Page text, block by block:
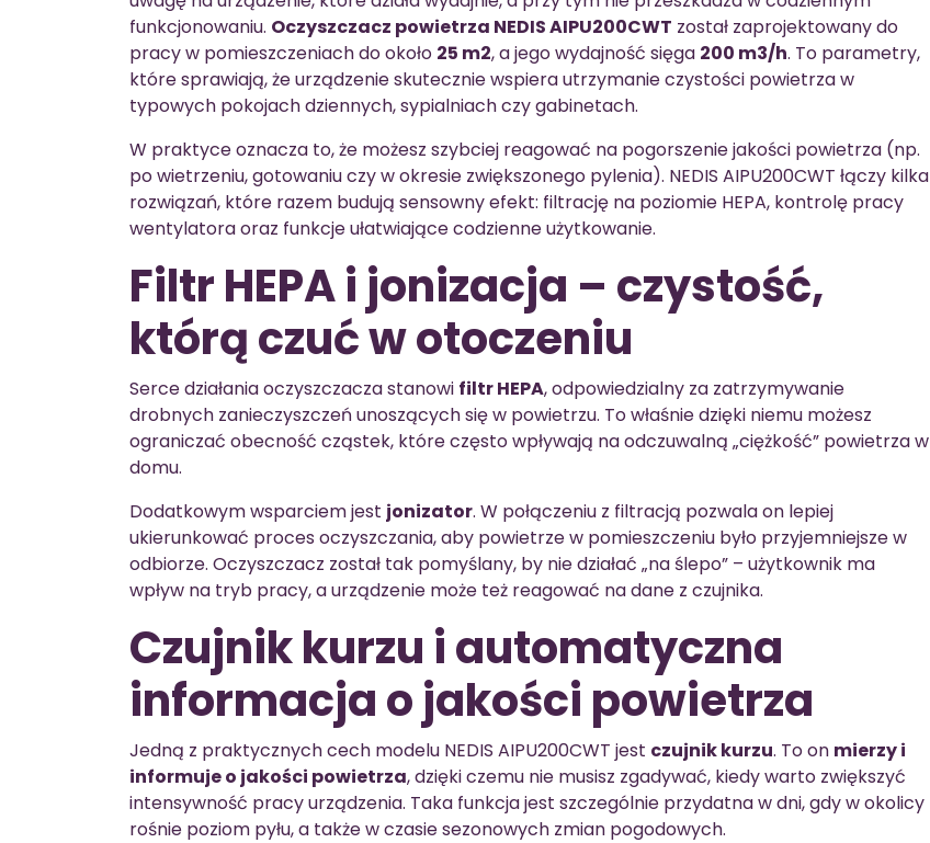
funkcjonowaniu. Oczyszczacz powietrza NEDIS AIPU200CWT został zaprojektowany do
pracy w pomieszczeniach do około 25 m2, a jego wydajność sięga 200 m3/h. To parametry,
które sprawiają, że urządzenie skutecznie wspiera utrzymanie czystości powietrza w
typowych pokojach dziennych, sypialniach czy gabinetach.
W praktyce oznacza to, że możesz szybciej reagować na pogorszenie jakości powietrza (np.
po wietrzeniu, gotowaniu czy w okresie zwiększonego pylenia). NEDIS AIPU200CWT łączy kilka
rozwiązań, które razem budują sensowny efekt: filtrację na poziomie HEPA, kontrolę pracy
wentylatora oraz funkcje ułatwiające codzienne użytkowanie.
Filtr HEPA i jonizacja – czystość,
którą czuć w otoczeniu
Serce działania oczyszczacza stanowi filtr HEPA, odpowiedzialny za zatrzymywanie
drobnych zanieczyszczeń unoszących się w powietrzu. To właśnie dzięki niemu możesz
ograniczać obecność cząstek, które często wpływają na odczuwalną „ciężkość” powietrza w
domu.
Dodatkowym wsparciem jest jonizator. W połączeniu z filtracją pozwala on lepiej
ukierunkować proces oczyszczania, aby powietrze w pomieszczeniu było przyjemniejsze w
odbiorze. Oczyszczacz został tak pomyślany, by nie działać „na ślepo” – użytkownik ma
wpływ na tryb pracy, a urządzenie może też reagować na dane z czujnika.
Czujnik kurzu i automatyczna
informacja o jakości powietrza
Jedną z praktycznych cech modelu NEDIS AIPU200CWT jest czujnik kurzu. To on mierzy i
informuje o jakości powietrza, dzięki czemu nie musisz zgadywać, kiedy warto zwiększyć
intensywność pracy urządzenia. Taka funkcja jest szczególnie przydatna w dni, gdy w okolicy
rośnie poziom pyłu, a także w czasie sezonowych zmian pogodowych.